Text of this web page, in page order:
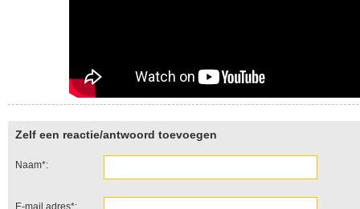
Zelf een reactie/antwoord toevoegen
Naam*:
E-mail adres*: